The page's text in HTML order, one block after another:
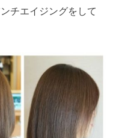
チエイジングをして